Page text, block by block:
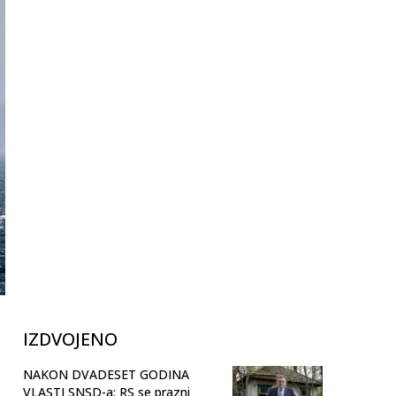
IZDVOJENO
NAKON DVADESET GODINA
VLASTI SNSD-a: RS se prazni